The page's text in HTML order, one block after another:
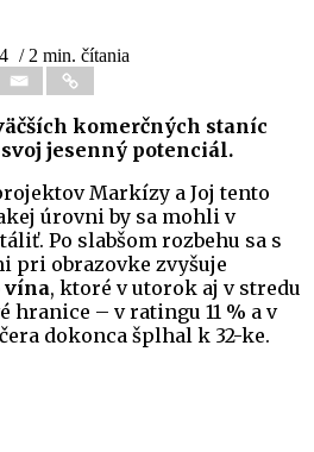
/ 2 min. čítania
komerčných staníc
jesenný potenciál.
Markízy a Joj tento
úrovni by sa mohli v
Po slabšom rozbehu sa s
pri obrazovke zvyšuje
vína, ktoré v utorok aj v stredu
hranice – v ratingu 11 % a v
dokonca šplhal k 32-ke.